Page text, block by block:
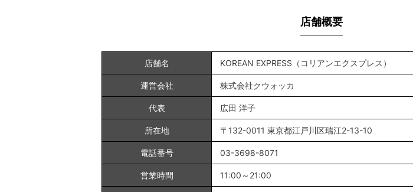
店舗概要
店舗名 KOREAN EXPRESS（コリアンエクスプレス）
運営会社 株式会社クウォッカ
代表 広田 洋子
所在地 〒132-0011 東京都江戸川区瑞江2-13-10
電話番号 03-3698-8071
営業時間 11:00～21:00